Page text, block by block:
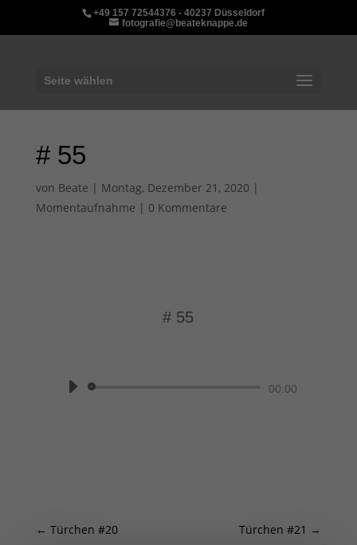
+49 157 72544376 - 40237 Düsseldorf
fotografie@beateknappe.de
Seite wählen
# 55
von Beate | Montag, Dezember 21, 2020 |
Momentaufnahme | 0 Kommentare
# 55
00:00
← Türchen #20 Türchen #21 →